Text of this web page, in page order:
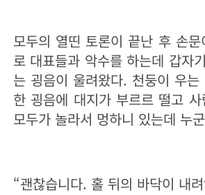
모두의 열띤 토론이 끝난 후 손
로 대표들과 악수를 하는데 갑자
는 굉음이 울려왔다. 천둥이 우
한 굉음에 대지가 부르르 떨고
모두가 놀라서 멍하니 있는데 누
“괜찮습니다. 홀 뒤의 바닥이 내